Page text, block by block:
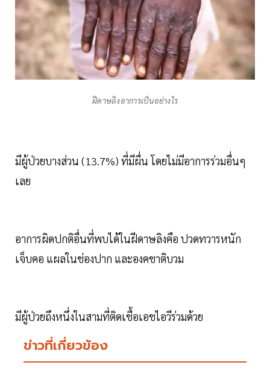
ฝีดาษลิงอาการเป็นอย่างไร
มีผู้ป่วยบางส่วน (13.7%) ที่มีผื่น โดยไม่มีอาการร่วมอื่นๆ
เลย
อาการผิดปกติอื่นที่พบได้ในฝีดาษลิงคือ ปวดทวารหนัก
เจ็บคอ แผลในช่องปาก และองคชาติบวม
มีผู้ป่วยถึงหนึ่งในสามที่ติดเชื้อเอชไอวีร่วมด้วย
ข่าวที่เกี่ยวข้อง